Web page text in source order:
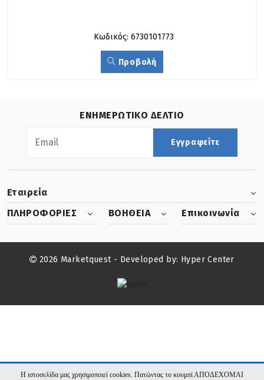
Κωδικός: 6730101773
Προβολή
ΕΝΗΜΕΡΩΤΙΚΟ ΔΕΛΤΙΟ
Εγγραφείτε
Εταιρεία
ΠΛΗΡΟΦΟΡΙΕΣ
ΒΟΗΘΕΙΑ Επικοινωνία
2026 Marketquest - Developed by: Hyper Center
Η ιστοσελίδα μας χρησιμοποιεί cookies. Πατώντας το κουμπί ΑΠΟΔΕΧΟΜΑΙ